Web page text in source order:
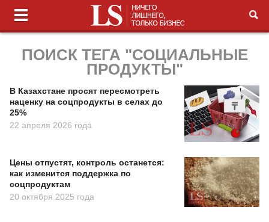
ПОИСК ТЕГА "СОЦИАЛЬНЫЕ
ПРОДУКТЫ"
В Казахстане просят пересмотреть
наценку на соцпродукты в селах до
25%
22 апреля 2026 года
Цены отпустят, контроль останется:
как изменится поддержка по
соцпродуктам
20 октября 2025 года